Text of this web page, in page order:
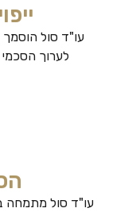
עו"ד סול הוסמך
לערוך
עו"ד סול מתמחה